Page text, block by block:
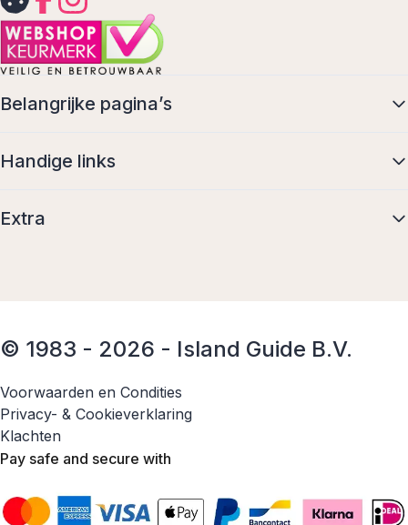
Belangrijke pagina’s
Handige links
Extra
© 1983 - 2026 - Island Guide B.V.
Voorwaarden en Condities
Privacy- & Cookieverklaring
Klachten
Pay safe and secure with